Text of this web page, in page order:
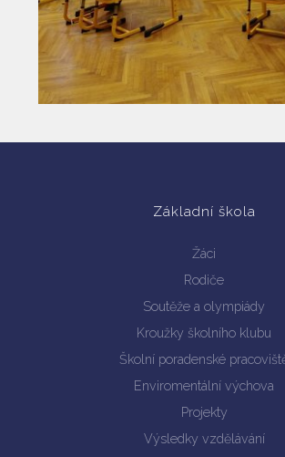
Základní škola
Žáci
Rodiče
Soutěže a olympiády
Kroužky školního klubu
Školní poradenské
Enviromentální výchova
Projekty
Výsledky vzdělávání